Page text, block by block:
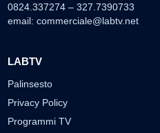
0824.337274 – 327.7390733
email: commerciale@labtv.net
LABTV
Palinsesto
Privacy Policy
Programmi TV